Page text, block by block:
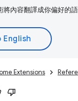
將內容翻譯成你偏好的
Extensions